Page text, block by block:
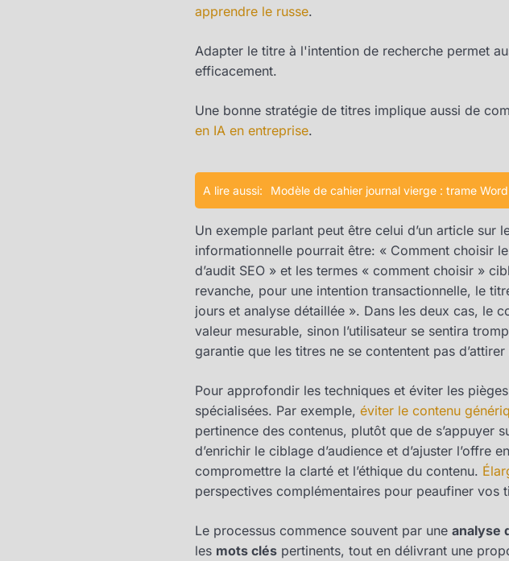
apprendre le russe.
Adapter le titre à l'intention de recherche permet
efficacement.
Une bonne stratégie de titres implique aussi de
en IA en entreprise.
A lire aussi: Modèle de cahier journal vierge : trame
Un exemple parlant peut être celui d’un article sur
informationnelle pourrait être: « Comment choisir
d’audit SEO » et les termes « comment choisir »
revanche, pour une intention transactionnelle, le
jours et analyse détaillée ». Dans les deux cas, le
valeur mesurable, sinon l’utilisateur se sentira
garantie que les titres ne se contentent pas
Pour approfondir les techniques et éviter les
spécialisées. Par exemple, éviter le contenu
pertinence des contenus, plutôt que de s’appuyer
d’enrichir le ciblage d’audience et d’ajuster
compromettre la clarté et l’éthique du contenu.
perspectives complémentaires pour peaufiner vos
Le processus commence souvent par une analyse
les mots clés pertinents, tout en délivrant une